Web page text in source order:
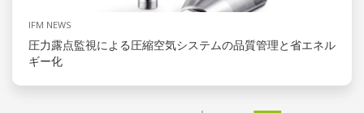
IFM NEWS
圧力露点監視による圧縮空気システムの品質管理と省エネル
ギー化